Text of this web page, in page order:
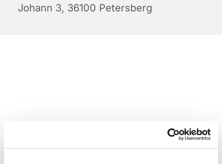
Johann 3, 36100 Petersberg